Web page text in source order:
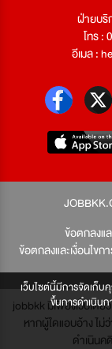
เว็บไซต์นี้มีการจัดเก็บ
ขึ้นการดำเนิน
ฝ่ายบริ
โทร
อีเมล :
ข้อตกลงแ
ข้อตกลงและเงื่อนไข
jobbkk มีเพียงเว็บเดีย
หากผู้ใดแอบอ้าง ไ
ดำเนิน